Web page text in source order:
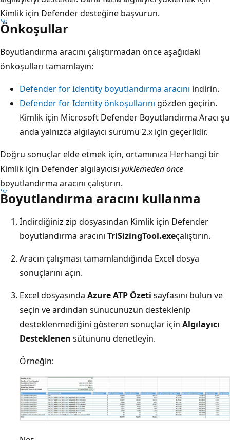
Kimlik için Defender desteğine başvurun.
Önkoşullar
Boyutlandırma aracını çalıştırmadan önce aşağıdaki
önkoşulları tamamlayın:
Defender for Identity boyutlandırma aracını indirin.
Defender for Identity önkoşullarını gözden geçirin.
Kimlik için Microsoft Defender Boyutlandırma Aracı şu
anda yalnızca algılayıcı sürümü 2.x için geçerlidir.
Doğru sonuçlar elde etmek için, ortamınıza Herhangi bir
Kimlik için Defender algılayıcısı yüklemeden önce
boyutlandırma aracını çalıştırın.
Boyutlandırma aracını kullanma
İndirdiğiniz zip dosyasından Kimlik için Defender
boyutlandırma aracını TriSizingTool.exeçalıştırın.
Aracın çalışması tamamlandığında Excel dosya
sonuçlarını açın.
Excel dosyasında Azure ATP Özeti sayfasını bulun ve
seçin ve ardından sunucunuzun desteklenip
desteklenmediğini gösteren sonuçlar için Algılayıcı
Desteklenen sütununu denetleyin.
Örneğin: